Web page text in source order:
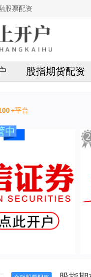
股票配资
股指期货配资
+平台